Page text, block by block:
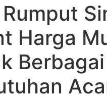
Harga
Berbagai